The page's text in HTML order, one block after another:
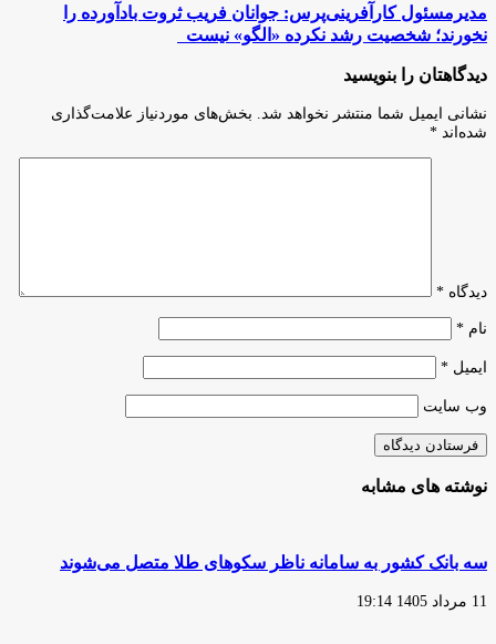
نیروی
انسانی
فضای
مجازی»
«دولت
هوشمند»
مدیرمسئول
کارآفرینی‌پرس:
جوانان
فریب
ثروت
بادآورده
را
نخورند؛
مدیرمسئول کارآفرینی‌پرس: جوانان فریب ثروت بادآورده را
نخورند؛ شخصیت رشد نکرده «الگو» نیست
دیدگاهتان را بنویسید
نشانی ایمیل شما منتشر نخواهد شد. بخش‌های موردنیاز علامت‌گذاری
شده‌اند *
دیدگاه *
نام *
ایمیل *
وب‌ سایت
نوشته های مشابه
سه بانک کشور به سامانه ناظر سکوهای طلا متصل می‌شوند
11 مرداد 1405 19:14